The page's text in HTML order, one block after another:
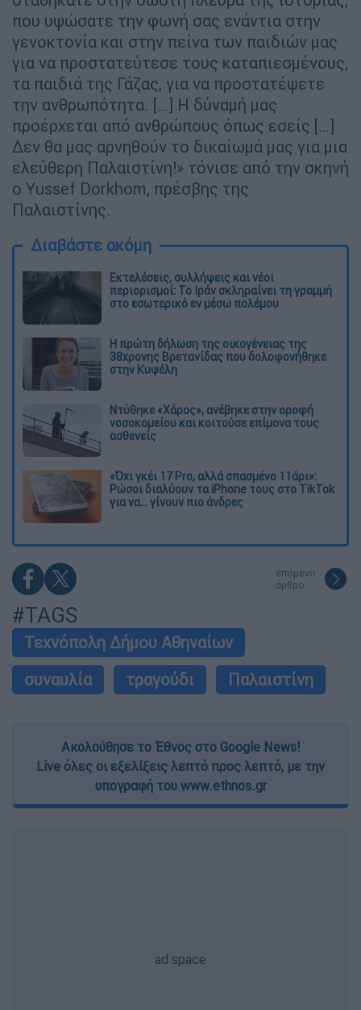
που υψώσατε την φωνή σας ενάντια στην
γενοκτονία και στην πείνα των παιδιών μας
για να προστατεύτεσε τους καταπιεσμένους,
τα παιδιά της Γάζας, για να προστατέψετε
την ανθρωπότητα. […] Η δύναμή μας
προέρχεται από ανθρώπους όπως εσείς […]
Δεν θα μας αρνηθούν το δικαίωμά μας για μια
ελεύθερη Παλαιστίνη!» τόνισε από την σκηνή
ο Yussef Dorkhom, πρέσβης της
Παλαιστίνης.
Διαβάστε ακόμη
Εκτελέσεις, συλλήψεις και νέοι
περιορισμοί: Το Ιράν σκληραίνει τη γραμμή
στο εσωτερικό εν μέσω πολέμου
Η πρώτη δήλωση της οικογένειας της
38χρονης Βρετανίδας που δολοφονήθηκε
στην Κυψέλη
Ντύθηκε «Χάρος», ανέβηκε στην οροφή
νοσοκομείου και κοιτούσε επίμονα τους
ασθενείς
«Όχι γκέι 17 Pro, αλλά σπασμένο 11άρι»:
Ρώσοι διαλύουν τα iPhone τους στο TikTok
για να... γίνουν πιο άνδρες
επόμενο
άρθρο
#TAGS
Τεχνόπολη Δήμου Αθηναίων
συναυλία
τραγούδι Παλαιστίνη
Ακολούθησε το Έθνος στο Google News!
Live όλες οι εξελίξεις λεπτό προς λεπτό, με την
υπογραφή του www.ethnos.gr